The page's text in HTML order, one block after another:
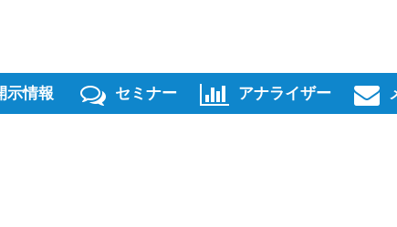
示情報 セミナー アナライザー